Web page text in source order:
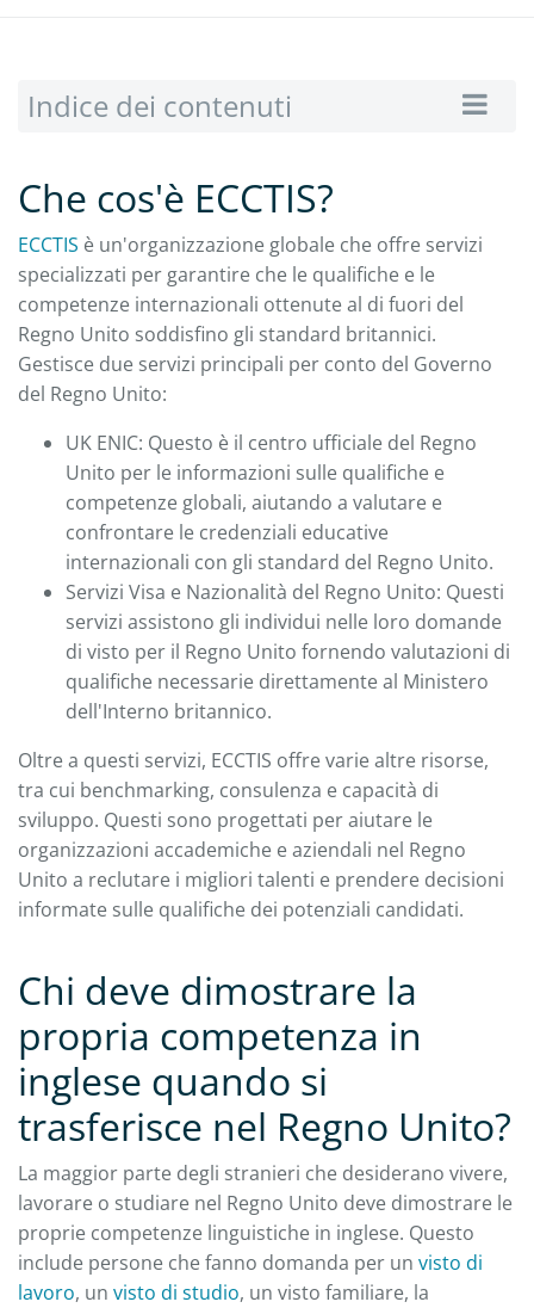
Indice dei contenuti
Che cos'è ECCTIS?
ECCTIS è un'organizzazione globale che offre servizi
specializzati per garantire che le qualifiche e le
competenze internazionali ottenute al di fuori del
Regno Unito soddisfino gli standard britannici.
Gestisce due servizi principali per conto del Governo
del Regno Unito:
UK ENIC: Questo è il centro ufficiale del Regno
Unito per le informazioni sulle qualifiche e
competenze globali, aiutando a valutare e
confrontare le credenziali educative
internazionali con gli standard del Regno Unito.
Servizi Visa e Nazionalità del Regno Unito: Questi
servizi assistono gli individui nelle loro domande
di visto per il Regno Unito fornendo valutazioni di
qualifiche necessarie direttamente al Ministero
dell'Interno britannico.
Oltre a questi servizi, ECCTIS offre varie altre risorse,
tra cui benchmarking, consulenza e capacità di
sviluppo. Questi sono progettati per aiutare le
organizzazioni accademiche e aziendali nel Regno
Unito a reclutare i migliori talenti e prendere decisioni
informate sulle qualifiche dei potenziali candidati.
Chi deve dimostrare la
propria competenza in
inglese quando si
trasferisce nel Regno Unito?
La maggior parte degli stranieri che desiderano vivere,
lavorare o studiare nel Regno Unito deve dimostrare le
proprie competenze linguistiche in inglese. Questo
include persone che fanno domanda per un visto di
lavoro, un visto di studio, un visto familiare, la